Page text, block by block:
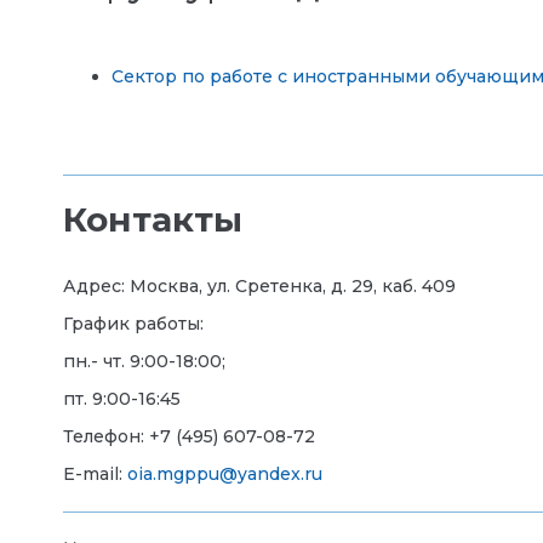
Сектор по работе с иностранными
Контакты
Адрес: Москва, ул. Сретенка, д. 29, каб. 409
График работы:
пн.- чт. 9:00-18:00;
пт. 9:00-16:45
Телефон: +7 (495) 607-08-72
E-mail: oia.mgppu@yandex.ru